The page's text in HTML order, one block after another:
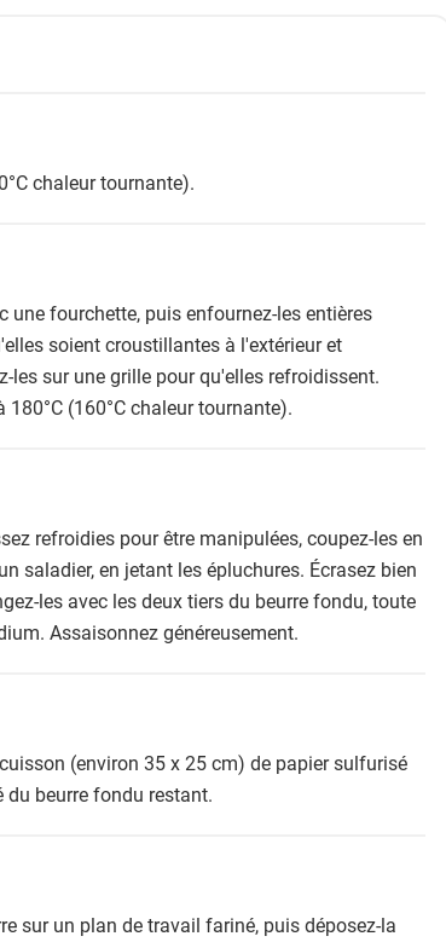
chaleur tournante).
une fourchette, puis enfournez-les entières
soient croustillantes à l'extérieur et
les sur une grille pour qu'elles refroidissent.
(160°C chaleur tournante).
refroidies pour être manipulées, coupez-les en
saladier, en jetant les épluchures. Écrasez bien
les avec les deux tiers du beurre fondu, toute
Assaisonnez généreusement.
(environ 35 x 25 cm) de papier sulfurisé
beurre fondu restant.
sur un plan de travail fariné, puis déposez-la